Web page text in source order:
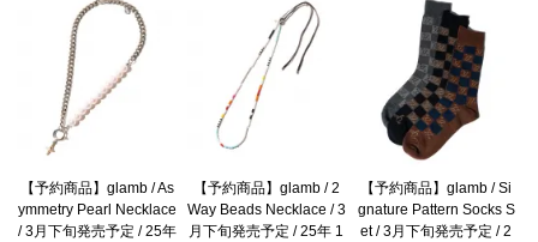
【予約商品】glamb / As
ymmetry Pearl Necklace
/ 3月下旬発売予定 / 25年
【予約商品】glamb / 2
Way Beads Necklace / 3
月下旬発売予定 / 25年 1
【予約商品】glamb / Si
gnature Pattern Socks S
et / 3月下旬発売予定 / 2